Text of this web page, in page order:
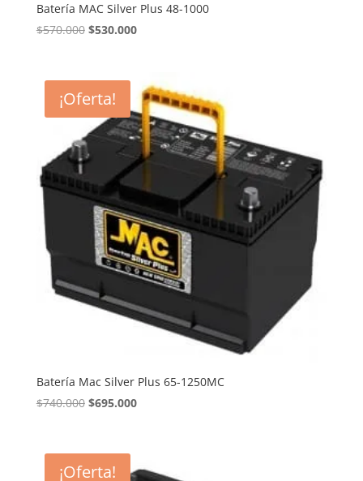
Batería MAC Silver Plus 48-1000
$570.000 El
era:
$570.000.
$530.000El
es:
$530.000.
¡Oferta!
Batería Mac Silver Plus 65-1250MC
$740.000 El
era:
$740.000.
$695.000El
$695.000.
¡Oferta!